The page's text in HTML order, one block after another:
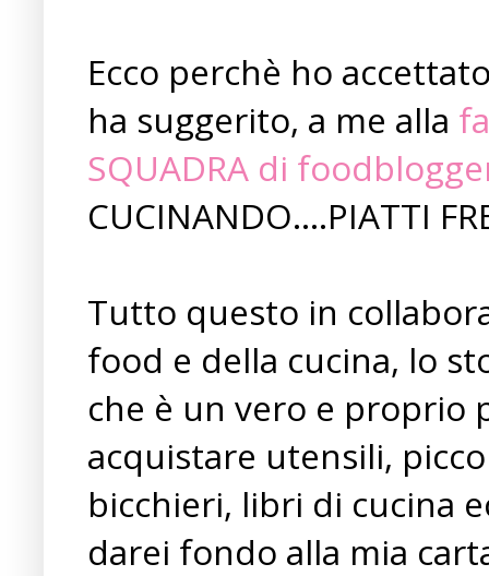
Ecco perchè ho
ha suggerito, a me alla
SQUADRA di
CUCINANDO....PIATTI
Tutto questo in
food e della cucina, lo
che è un vero e proprio
acquistare utensili,
bicchieri, libri di cucina
darei fondo alla mia